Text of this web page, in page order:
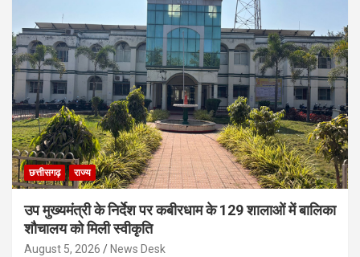
छत्तीसगढ़ राज्य
उप मुख्यमंत्री के निर्देश पर कबीरधाम के 129 शालाओं में बालिका
शौचालय को मिली स्वीकृति
August 5, 2026 News Desk